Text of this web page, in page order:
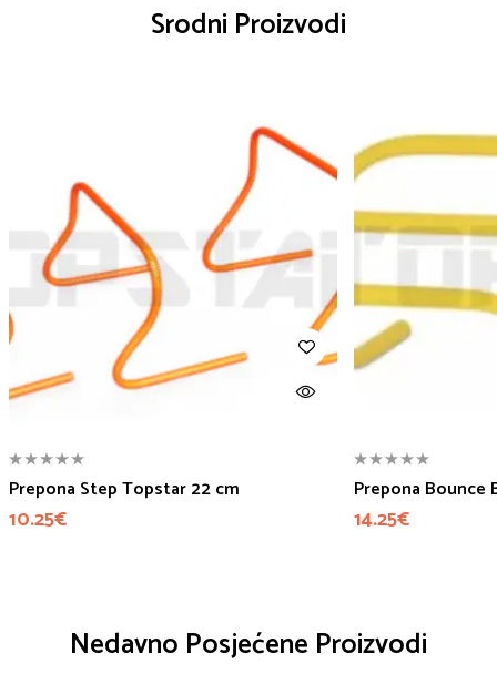
Srodni Proizvodi
Prepona Step Topstar 22 cm
10.25€
Prepona Bounce
14.25€
Nedavno Posjećene Proizvodi